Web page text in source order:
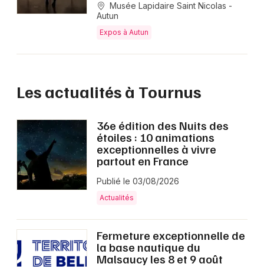
Musée Lapidaire Saint Nicolas -
Autun
Expos à Autun
Les actualités à Tournus
36e édition des Nuits des
étoiles : 10 animations
exceptionnelles à vivre
partout en France
Publié le 03/08/2026
Actualités
Fermeture exceptionnelle de
la base nautique du
Malsaucy les 8 et 9 août